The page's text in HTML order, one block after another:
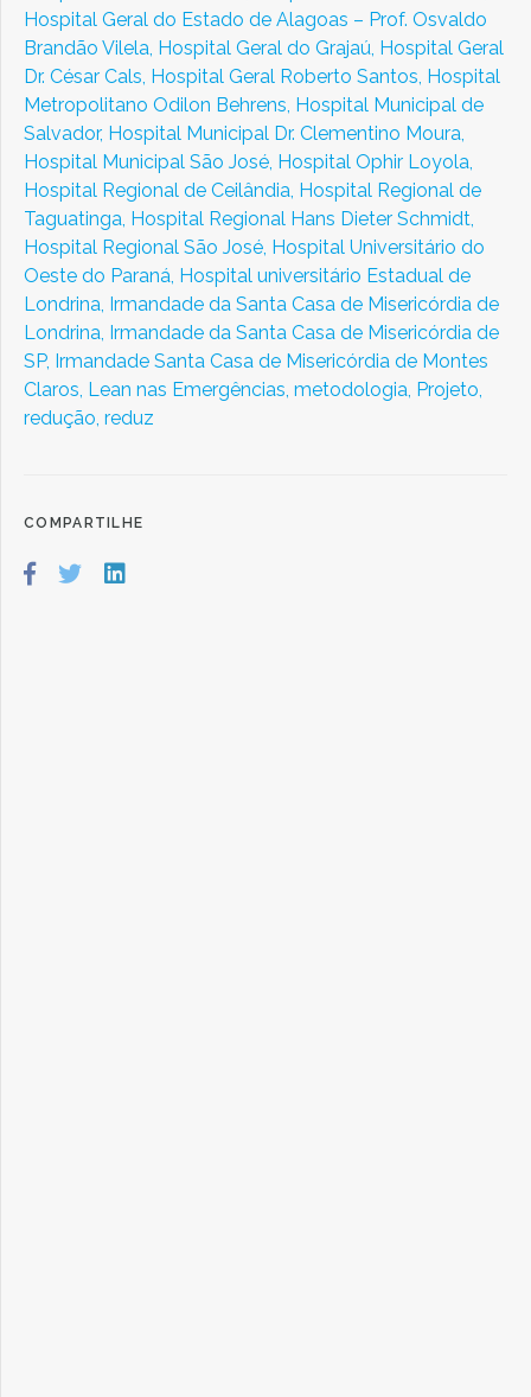
Hospital Geral do Estado de Alagoas – Prof. Osvaldo
Brandão Vilela, Hospital Geral do Grajaú, Hospital Geral
Dr. César Cals, Hospital Geral Roberto Santos, Hospital
Metropolitano Odilon Behrens, Hospital Municipal de
Salvador, Hospital Municipal Dr. Clementino Moura,
Hospital Municipal São José, Hospital Ophir Loyola,
Hospital Regional de Ceilândia, Hospital Regional de
Taguatinga, Hospital Regional Hans Dieter Schmidt,
Hospital Regional São José, Hospital Universitário do
Oeste do Paraná, Hospital universitário Estadual de
Londrina, Irmandade da Santa Casa de Misericórdia de
Londrina, Irmandade da Santa Casa de Misericórdia de
SP, Irmandade Santa Casa de Misericórdia de Montes
Claros, Lean nas Emergências, metodologia, Projeto,
redução, reduz
COMPARTILHE